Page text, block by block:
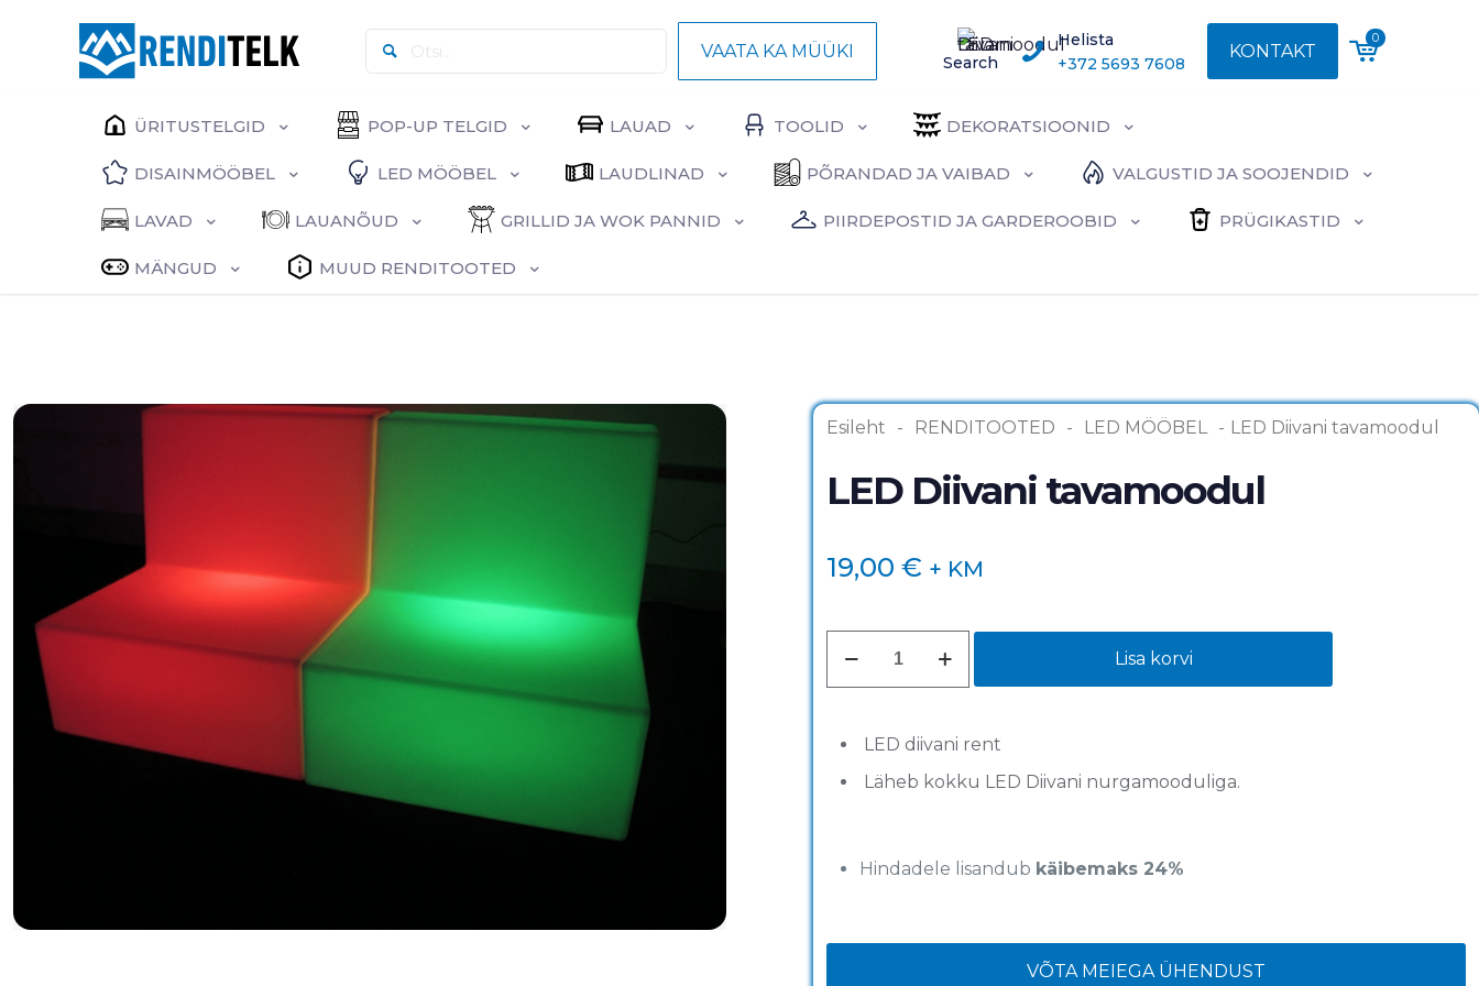
VAATA KA MÜÜKI
Search
Helista
+372 5693 7608
KONTAKT
0
ÜRITUSTELGID POP-UP TELGID LAUAD TOOLID DEKORATSIOONID
DISAINMÖÖBEL LED MÖÖBEL LAUDLINAD PÕRANDAD JA VAIBAD VALGUSTID JA SOOJENDID
LAVAD LAUANÕUD GRILLID JA WOK PANNID PIIRDEPOSTID JA GARDEROOBID PRÜGIKASTID
MÄNGUD MUUD RENDITOOTED
Esileht - RENDITOOTED - LED MÖÖBEL - LED Diivani tavamoodul
LED Diivani tavamoodul
19,00€ + KM
tavamoodul
Lisa korvi
LED diivani rent
Läheb kokku LED Diivani nurgamooduliga.
Hindadele lisandub käibemaks 24%
VÕTA MEIEGA ÜHENDUST